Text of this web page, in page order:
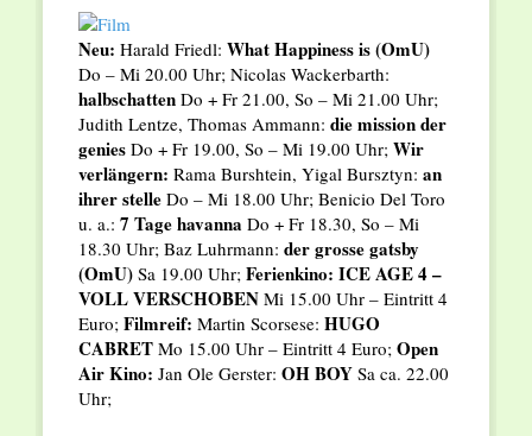
Neu: Harald Friedl: What Happiness is (OmU)
Do – Mi 20.00 Uhr; Nicolas Wackerbarth:
halbschattenDo + Fr 21.00, So – Mi 21.00 Uhr;
Judith Lentze, Thomas Ammann: die mission der
geniesDo + Fr 19.00, So – Mi 19.00 Uhr; Wir
verlängern: Rama Burshtein, Yigal Bursztyn: an
ihrer stelleDo – Mi 18.00 Uhr; Benicio Del Toro
u. a.: 7 Tage havanna Do + Fr 18.30, So – Mi
18.30 Uhr; Baz Luhrmann: der grosse gatsby
(OmU)Sa 19.00 Uhr; Ferienkino: ICE AGE 4 –
VOLL VERSCHOBENMi 15.00 Uhr – Eintritt 4
Euro; Filmreif: Martin Scorsese: HUGO
CABRETMo 15.00 Uhr – Eintritt 4 Euro; Open
Air Kino: Jan Ole Gerster: OH BOYSa ca. 22.00
Uhr;